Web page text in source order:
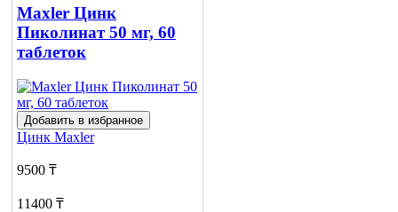
Maxler Цинк
Пиколинат 50 мг, 60
таблеток
Добавить в избранное
Цинк Maxler
9500 ₸
11400 ₸